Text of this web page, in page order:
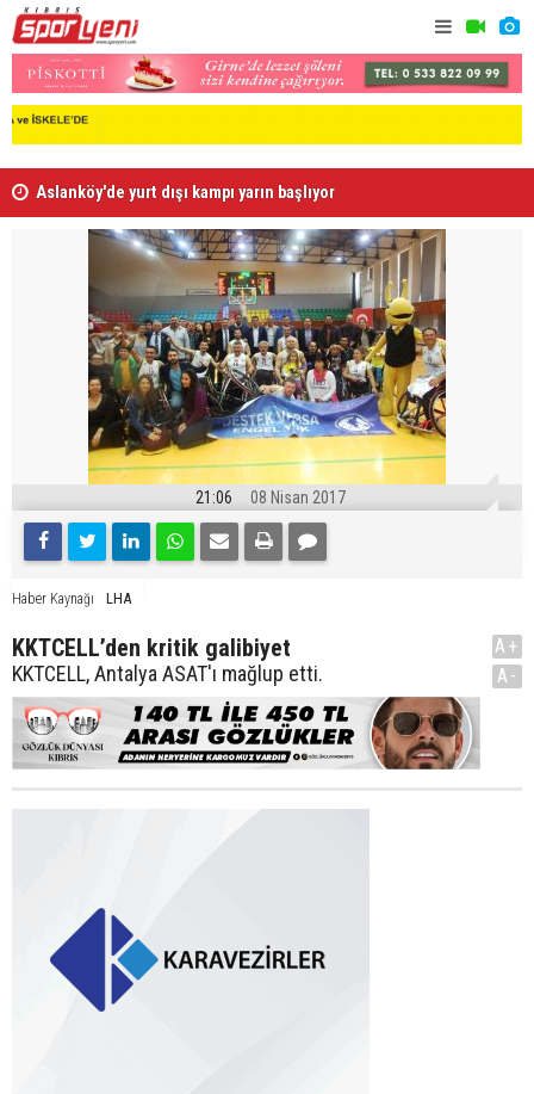
Aslanköy'de yurt dışı kampı yarın başlıyor
21:06 08 Nisan 2017
Haber Kaynağı LHA
KKTCELL’den kritik galibiyet
KKTCELL, Antalya ASAT'ı mağlup etti.
A+
A-